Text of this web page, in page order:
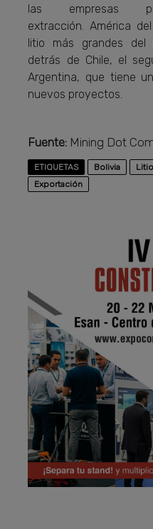
las empresas
extracción. América
litio más grandes del
detrás de Chile, el
Argentina, que tiene
nuevos proyectos.
Fuente: Mining Dot
ETIQUETAS Bolivia Litio
Exportación